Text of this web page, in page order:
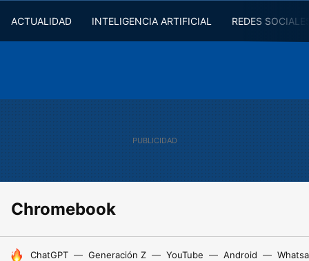
ACTUALIDAD INTELIGENCIA ARTIFICIAL REDES
Chromebook
HOY SE HABLA DE
ChatGPT Generación Z YouTube Android